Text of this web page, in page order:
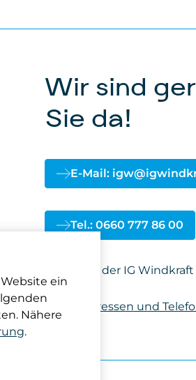
Wir sind
Sie da!
E-Mail:
Tel.: 0660 777 86 00
Das Team der IG
E-Mail Adressen und
ein
Nähere
.